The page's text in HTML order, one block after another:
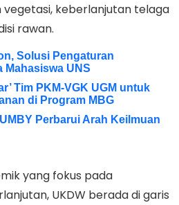
keberlanjutan telaga
rawan.
Solusi Pengaturan
Mahasiswa UNS
Tim PKM-VGK UGM untuk
di Program MBG
Perbarui Arah Keilmuan
yang fokus pada
UKDW berada di garis